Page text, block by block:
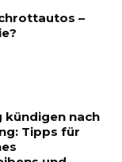
–
kündigen nach
Tipps für